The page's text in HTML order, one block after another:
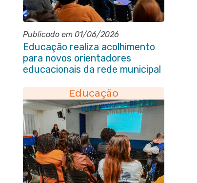
Publicado em 01/06/2026
Educação realiza acolhimento
para novos orientadores
educacionais da rede municipal
Educação